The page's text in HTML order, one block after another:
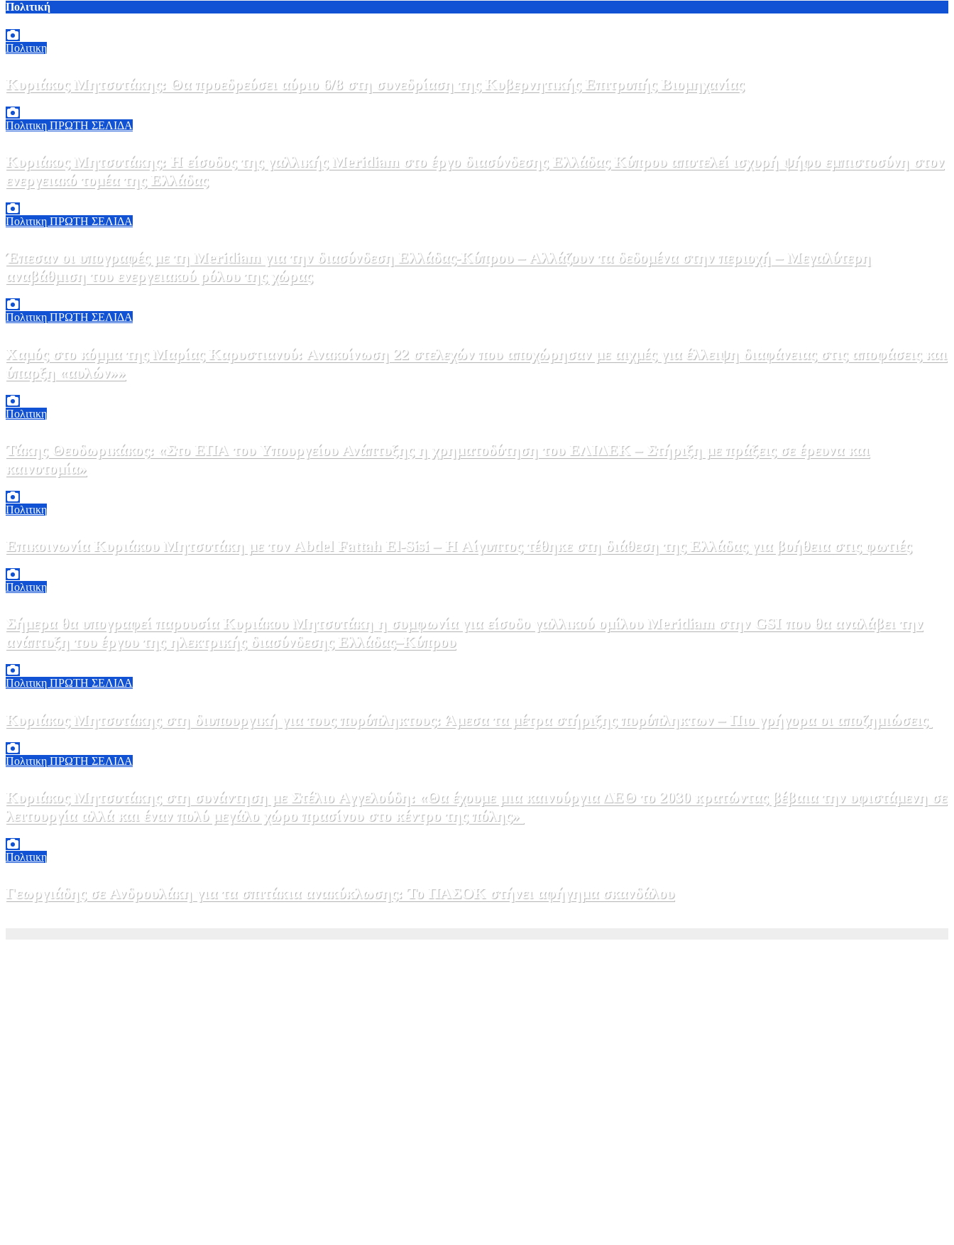
Πολιτική
Πολιτικη
Κυριάκος Μητσοτάκης: Θα προεδρεύσει αύριο 6/8 στη συνεδρίαση της Κυβερνητικής Επιτροπής Βιομηχανίας
Πολιτικη ΠΡΩΤΗ ΣΕΛΙΔΑ
Κυριάκος Μητσοτάκης: Η είσοδος της γαλλικής Meridiam στο έργο διασύνδεσης Ελλάδας Κύπρου αποτελεί ισχυρή ψήφο εμπιστοσύνη στον
ενεργειακό τομέα της Ελλάδας
Πολιτικη ΠΡΩΤΗ ΣΕΛΙΔΑ
Έπεσαν οι υπογραφές με τη Meridiam για την διασύνδεση Ελλάδας-Κύπρου – Αλλάζουν τα δεδομένα στην περιοχή – Μεγαλύτερη
αναβάθμιση του ενεργειακού ρόλου της χώρας
Πολιτικη ΠΡΩΤΗ ΣΕΛΙΔΑ
Χαμός στο κόμμα της Μαρίας Καρυστιανού: Ανακοίνωση 22 στελεχών που αποχώρησαν με αιχμές για έλλειψη διαφάνειας στις αποφάσεις και
ύπαρξη «αυλών»»
Πολιτικη
Τάκης Θεοδωρικάκος: «Στο ΕΠΑ του Υπουργείου Ανάπτυξης η χρηματοδότηση του ΕΛΙΔΕΚ – Στήριξη με πράξεις σε έρευνα και
καινοτομία»
Πολιτικη
Επικοινωνία Κυριάκου Μητσοτάκη με τον Abdel Fattah El-Sisi – Η Αίγυπτος τέθηκε στη διάθεση της Ελλάδας για βοήθεια στις φωτιές
Πολιτικη
Σήμερα θα υπογραφεί παρουσία Κυριάκου Μητσοτάκη η συμφωνία για είσοδο γαλλικού ομίλου Meridiam στην GSI που θα αναλάβει την
ανάπτυξη του έργου της ηλεκτρικής διασύνδεσης Ελλάδας–Κύπρου
Πολιτικη ΠΡΩΤΗ ΣΕΛΙΔΑ
Κυριάκος Μητσοτάκης στη διυπουργική για τους πυρόπληκτους: Άμεσα τα μέτρα στήριξης πυρόπληκτων – Πιο γρήγορα οι αποζημιώσεις
Πολιτικη ΠΡΩΤΗ ΣΕΛΙΔΑ
Κυριάκος Μητσοτάκης στη συνάντηση με Στέλιο Αγγελούδη: «Θα έχουμε μια καινούργια ΔΕΘ το 2030 κρατώντας βέβαια την υφιστάμενη σε
λειτουργία αλλά και έναν πολύ μεγάλο χώρο πρασίνου στο κέντρο της πόλης»
Πολιτικη
Γεωργιάδης σε Ανδρουλάκη για τα σπιτάκια ανακύκλωσης: Το ΠΑΣΟΚ στήνει αφήγημα σκανδάλου